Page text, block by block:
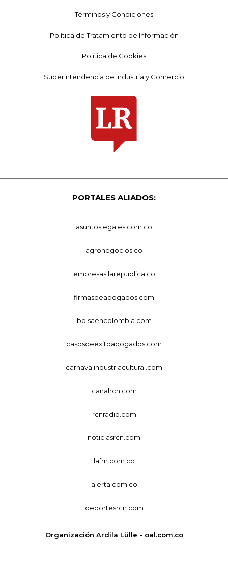
Términos y Condiciones
Política de Tratamiento de Información
Política de Cookies
Superintendencia de Industria y Comercio
PORTALES ALIADOS:
asuntoslegales.com.co
agronegocios.co
empresas.larepublica.co
firmasdeabogados.com
bolsaencolombia.com
casosdeexitoabogados.com
carnavalindustriacultural.com
canalrcn.com
rcnradio.com
noticiasrcn.com
lafm.com.co
alerta.com.co
deportesrcn.com
Organización Ardila Lülle - oal.com.co